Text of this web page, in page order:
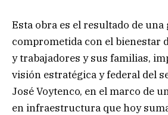
Esta obra es el resultado de una
comprometida con el bienestar
y trabajadores y sus familias,
visión estratégica y federal del
José Voytenco, en el marco de
en infraestructura que hoy